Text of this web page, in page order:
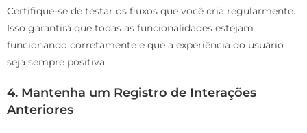
Certifique-se de testar os fluxos que você cria regularmente.
Isso garantirá que todas as funcionalidades estejam
funcionando corretamente e que a experiência do usuário
seja sempre positiva.
4. Mantenha um Registro de Interações
Anteriores